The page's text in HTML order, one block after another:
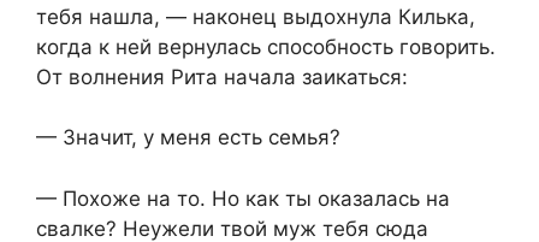
тебя нашла, — наконец выдохнула Килька,
когда к ней вернулась способность говорить.
От волнения Рита начала заикаться:
— Значит, у меня есть семья?
— Похоже на то. Но как ты оказалась на
свалке? Неужели твой муж тебя сюда